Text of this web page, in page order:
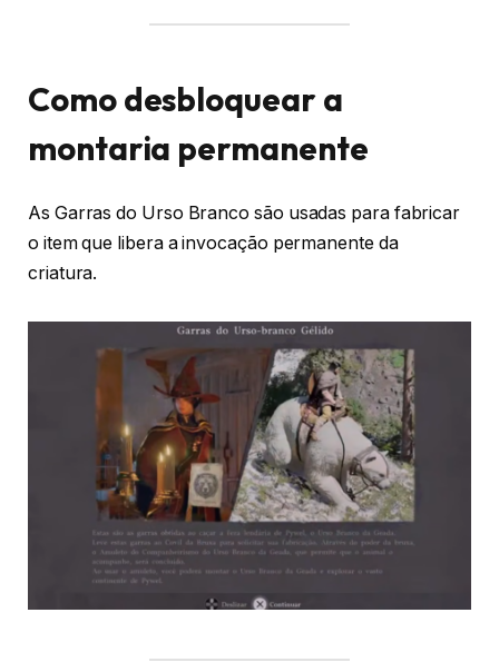
Como desbloquear a
montaria permanente
As Garras do Urso Branco são usadas para fabricar
o item que libera a invocação permanente da
criatura.